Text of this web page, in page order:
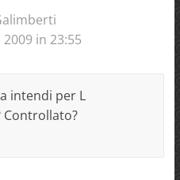
in 23:55
intendi per L
Controllato?